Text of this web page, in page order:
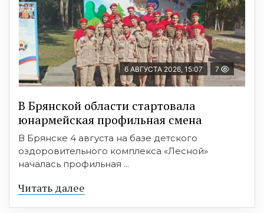
6 АВГУСТА 2026, 15:07 7
В Брянской области стартовала
юнармейская профильная смена
В Брянске 4 августа на базе детского
оздоровительного комплекса «Лесной»
началась профильная ...
Читать далее